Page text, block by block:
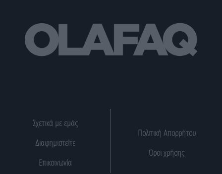
Σχετικά με εμάς
Διαφημιστείτε
Επικοινωνία
Πολιτική Απορρήτου
Όροι χρήσης